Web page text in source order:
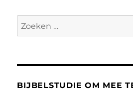
Zoeken
naar:
BIJBELSTUDIE OM MEE